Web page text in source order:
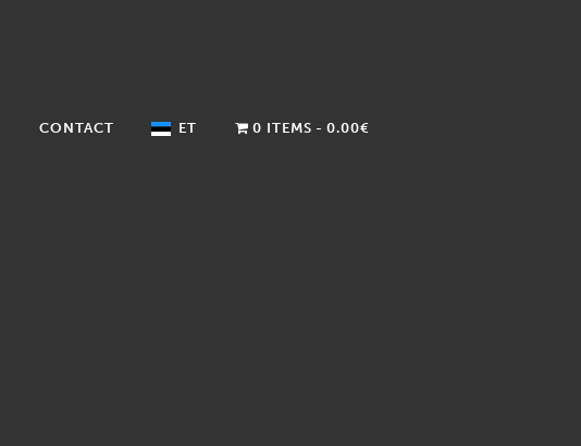
CONTACT ET 0 ITEMS 0.00€